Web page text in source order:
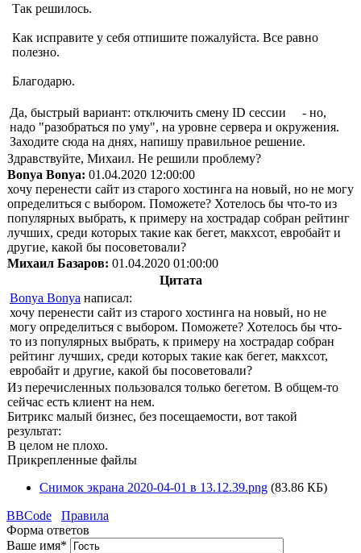
Так решилось.
Как исправите у себя отпишите пожалуйста. Все равно
полезно.
Благодарю.
Да, быстрый вариант: отключить смену ID сессии - но,
надо "разобраться по уму", на уровне сервера и окружения.
Заходите сюда на днях, напишу правильное решение.
Здравствуйте, Михаил. Не решили проблему?
Bonya Bonya: 01.04.2020 12:00:00
хочу перенести сайт из старого хостинга на новый, но не могу
определиться с выбором. Поможете? Хотелось бы что-то из
популярных выбрать, к примеру на хострадар собран рейтинг
лучших, среди которых такие как бегет, макхсот, евробайт и
другие, какой бы посоветовали?
Михаил Базаров: 01.04.2020 01:00:00
Цитата
Bonya Bonya написал:
хочу перенести сайт из старого хостинга на новый, но не
могу определиться с выбором. Поможете? Хотелось бы что-
то из популярных выбрать, к примеру на хострадар собран
рейтинг лучших, среди которых такие как бегет, макхсот,
евробайт и другие, какой бы посоветовали?
Из перечисленных пользовался только бегетом. В общем-то
сейчас есть клиент на нем.
Битрикс малый бизнес, без посещаемости, вот такой
результат:
В целом не плохо.
Прикрепленные файлы
Снимок экрана 2020-04-01 в 13.12.39.png (83.86 КБ)
BBCode
Правила
Форма ответов
Ваше имя*